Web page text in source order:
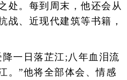
处。每到周末，他还会从
战、近现代建筑等书籍，
一日落芷江;八年血泪流
。”他将全部体会、情感